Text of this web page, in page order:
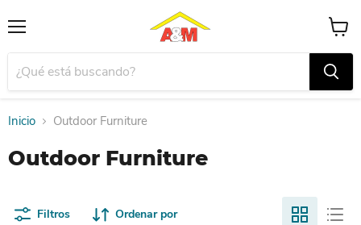
Ver
carrito
Inicio Outdoor Furniture
Outdoor Furniture
Filtros Ordenar por